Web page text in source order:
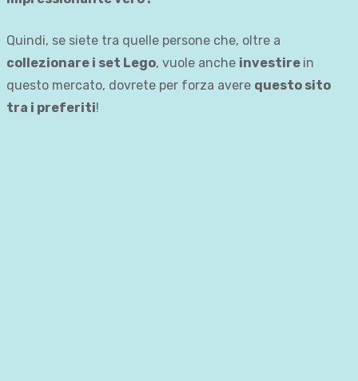
Quindi, se siete tra quelle persone che, oltre a
collezionare i set Lego, vuole anche investire in
questo mercato, dovrete per forza avere questo sito
tra i preferiti!